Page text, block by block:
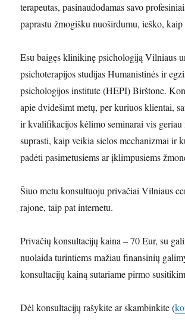
terapeutas, pasinaudodamas savo
paprastu žmogišku nuoširdumu, ieško,
Esu baigęs klinikinę psichologiją Vilniaus
psichoterapijos studijas Humanistinės ir
psichologijos institute (HEPI) Birštone.
apie dvidešimt metų, per kuriuos klientai,
ir kvalifikacijos kėlimo seminarai vis geriau
suprasti, kaip veikia sielos mechanizmai ir
padėti pasimetusiems ar įklimpusiems
Šiuo metu konsultuoju privačiai Vilniaus
rajone, taip pat internetu.
Privačių konsultacijų kaina – 70 Eur, su
nuolaida turintiems mažiau finansinių
konsultacijų kainą sutariame pirmo
Dėl konsultacijų rašykite ar skambinkite (